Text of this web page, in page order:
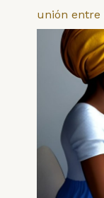
unión entre